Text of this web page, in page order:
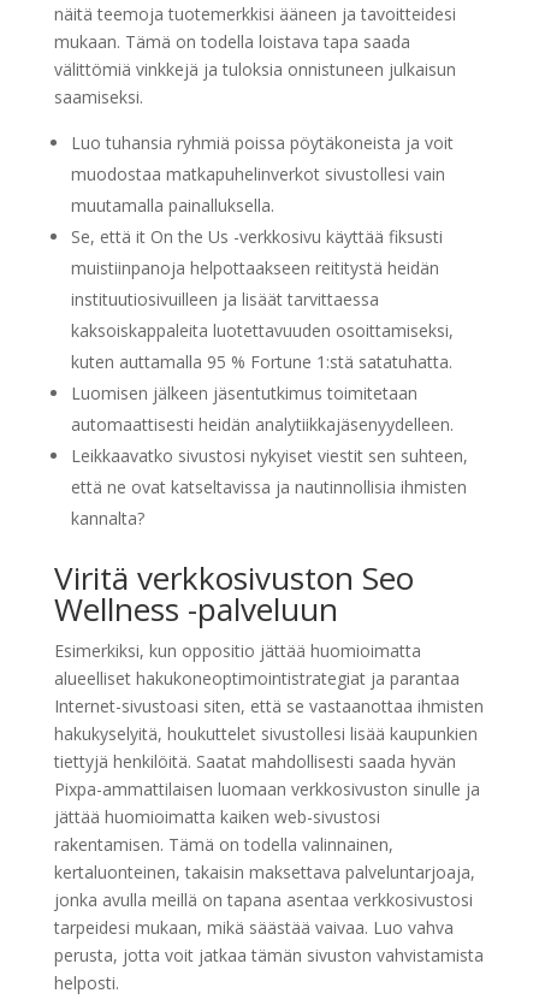
näitä teemoja tuotemerkkisi ääneen ja tavoitteidesi
mukaan. Tämä on todella loistava tapa saada
välittömiä vinkkejä ja tuloksia onnistuneen julkaisun
saamiseksi.
Luo tuhansia ryhmiä poissa pöytäkoneista ja voit
muodostaa matkapuhelinverkot sivustollesi vain
muutamalla painalluksella.
Se, että it On the Us -verkkosivu käyttää fiksusti
muistiinpanoja helpottaakseen reititystä heidän
instituutiosivuilleen ja lisäät tarvittaessa
kaksoiskappaleita luotettavuuden osoittamiseksi,
kuten auttamalla 95 % Fortune 1:stä satatuhatta.
Luomisen jälkeen jäsentutkimus toimitetaan
automaattisesti heidän analytiikkajäsenyydelleen.
Leikkaavatko sivustosi nykyiset viestit sen suhteen,
että ne ovat katseltavissa ja nautinnollisia ihmisten
kannalta?
Viritä verkkosivuston Seo
Wellness -palveluun
Esimerkiksi, kun oppositio jättää huomioimatta
alueelliset hakukoneoptimointistrategiat ja parantaa
Internet-sivustoasi siten, että se vastaanottaa ihmisten
hakukyselyitä, houkuttelet sivustollesi lisää kaupunkien
tiettyjä henkilöitä. Saatat mahdollisesti saada hyvän
Pixpa-ammattilaisen luomaan verkkosivuston sinulle ja
jättää huomioimatta kaiken web-sivustosi
rakentamisen. Tämä on todella valinnainen,
kertaluonteinen, takaisin maksettava palveluntarjoaja,
jonka avulla meillä on tapana asentaa verkkosivustosi
tarpeidesi mukaan, mikä säästää vaivaa. Luo vahva
perusta, jotta voit jatkaa tämän sivuston vahvistamista
helposti.